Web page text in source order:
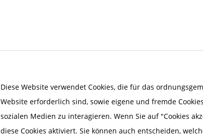
Diese Website verwendet Cookies, die für das
Website erforderlich sind, sowie eigene und fremde
sozialen Medien zu interagieren. Wenn Sie auf "Cookies
diese Cookies aktiviert. Sie können auch entscheiden,